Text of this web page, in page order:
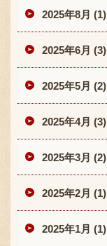
2025年8月 (1)
2025年6月 (3)
2025年5月 (2)
2025年4月 (3)
2025年3月 (2)
2025年2月 (1)
2025年1月 (1)